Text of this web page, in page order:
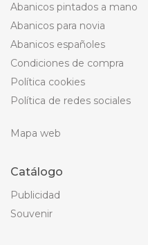
Abanicos pintados a mano
Abanicos para novia
Abanicos españoles
Condiciones de compra
Política cookies
Política de redes sociales
Mapa web
Catálogo
Publicidad
Souvenir